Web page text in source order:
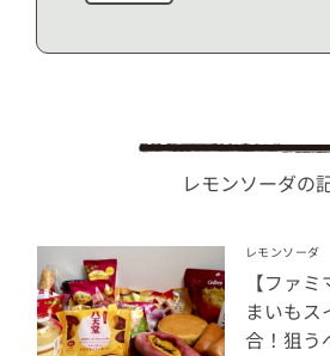
レモンソーダの
レモンソーダ
【ファ
まいも
合！狙う